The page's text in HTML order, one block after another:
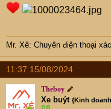
Mr. Xê: Chuyên điện thoại
11:37 15/08/2024
Theboy
Xe buýt {Kinh